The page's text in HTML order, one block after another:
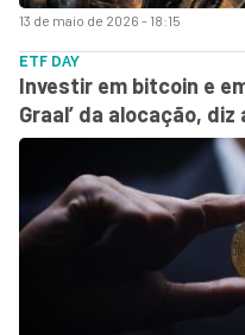
13 de maio de 2026 - 18:15
ETF DAY
Investir em bitcoin e
Graal’ da alocação,